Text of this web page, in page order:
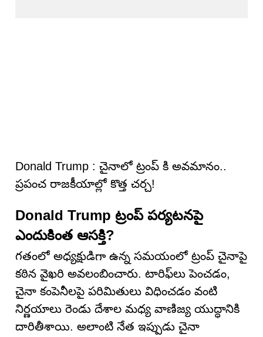
Donald Trump : చైనాలో ట్రంప్ కి అవ‌మానం..
ప్రపంచ రాజకీయాల్లో కొత్త చర్చ!
Donald Trump ట్రంప్ పర్యటనపై
ఎందుకింత ఆసక్తి?
గతంలో అధ్యక్షుడిగా ఉన్న సమయంలో ట్రంప్ చైనాపై
కఠిన వైఖరి అవలంబించారు. టారిఫ్‌లు పెంచడం,
చైనా కంపెనీలపై పరిమితులు విధించడం వంటి
నిర్ణయాలు రెండు దేశాల మధ్య వాణిజ్య యుద్ధానికి
దారితీశాయి. అలాంటి నేత ఇప్పుడు చైనా